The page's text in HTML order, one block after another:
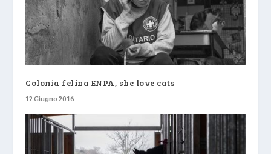
Colonia felina ENPA, she love cats
12 Giugno 2016